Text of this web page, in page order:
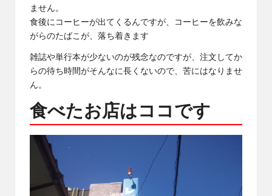
ません。
食後にコーヒーが出てくるんですが、コーヒーを飲みな
がらのたばこが、落ち着きます
雑誌や単行本が少ないのが残念なのですが、注文してか
らの待ち時間がそんなに長くないので、苦にはなりませ
ん。
食べたお店はココです